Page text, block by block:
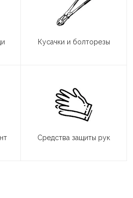
Кусачки и болторезы
Средства защиты рук